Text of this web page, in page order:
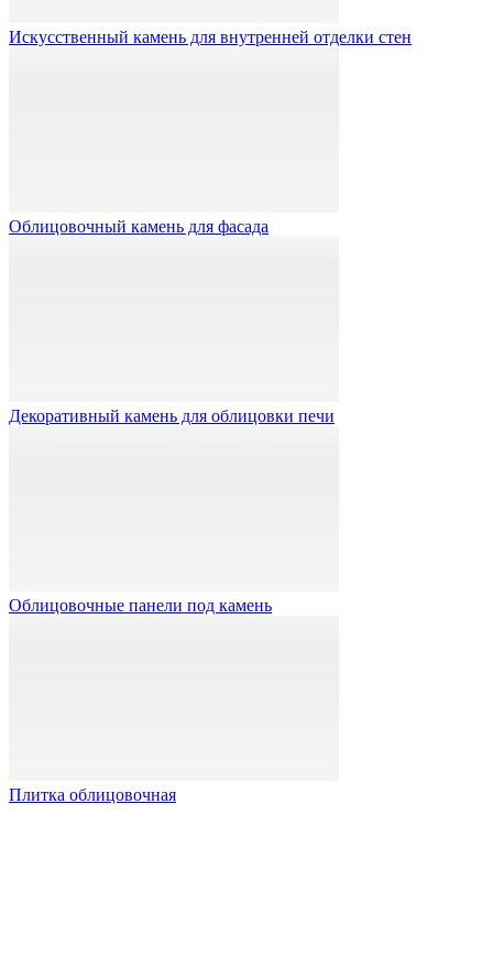
Искусственный камень для внутренней отделки стен
Облицовочный камень для фасада
Декоративный камень для облицовки печи
Облицовочные панели под камень
Плитка облицовочная